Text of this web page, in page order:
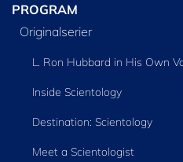
PROGRAM
Originalserier
L. Ron Hubbard in His Own
Inside Scientology
Destination: Scientology
Meet a Scientologist